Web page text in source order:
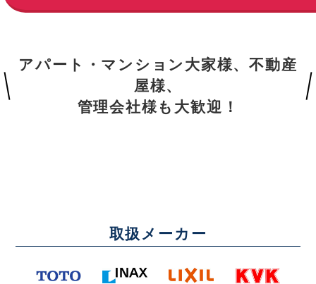
アパート・マンション大家様、不動産
屋様、
管理会社様も大歓迎！
取扱メーカー